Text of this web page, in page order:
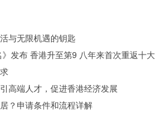
与无限机遇的钥匙
》发布 香港升至第9 八年来首次重返十大
高端人才，促进香港经济发展
？申请条件和流程详解